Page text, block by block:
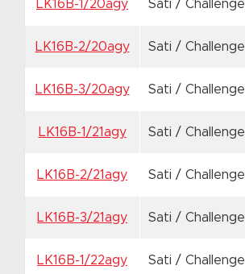
LK16B-1/20agy Sati / Challenge
LK16B-2/20agy Sati / Challenge
LK16B-3/20agy Sati / Challenge
LK16B-1/21agy Sati / Challenge
LK16B-2/21agy Sati / Challenge
LK16B-3/21agy Sati / Challenge
LK16B-1/22agy Sati / Challenge